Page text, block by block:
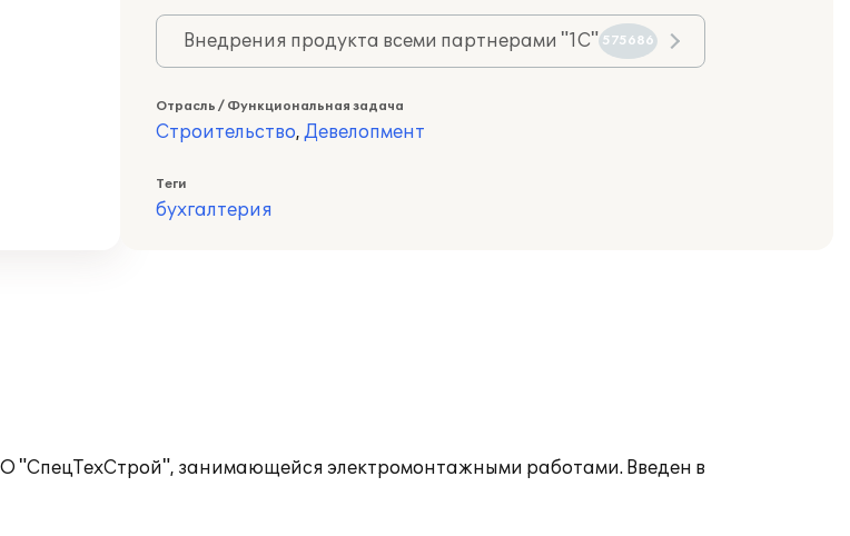
Внедрения продукта всеми партнерами "1С" 575686
Отрасль / Функциональная задача
Строительство, Девелопмент
Теги
бухгалтерия
"СпецТехСтрой", занимающейся электромонтажными работами. Введен в